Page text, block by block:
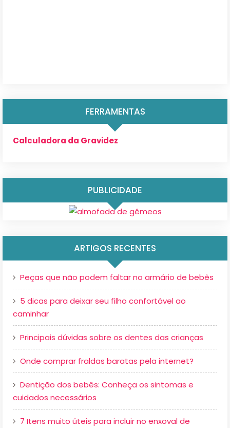
FERRAMENTAS
Calculadora da Gravidez
PUBLICIDADE
ARTIGOS RECENTES
Peças que não podem faltar no armário de bebês
5 dicas para deixar seu filho confortável ao
caminhar
Principais dúvidas sobre os dentes das crianças
Onde comprar fraldas baratas pela internet?
Dentição dos bebês: Conheça os sintomas e
cuidados necessários
7 Itens muito úteis para incluir no enxoval de